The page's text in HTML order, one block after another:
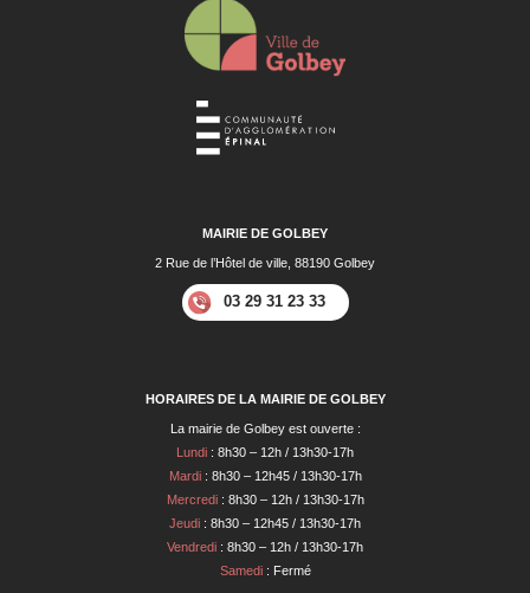
MAIRIE DE GOLBEY
2 Rue de l’Hôtel de ville, 88190 Golbey
03 29 31 23 33
HORAIRES DE LA MAIRIE DE GOLBEY
La mairie de Golbey est ouverte :
Lundi : 8h30 – 12h / 13h30-17h
Mardi: 8h30 – 12h45 / 13h30-17h
Mercredi: 8h30 – 12h / 13h30-17h
Jeudi : 8h30 – 12h45 / 13h30-17h
Vendredi : 8h30 – 12h / 13h30-17h
Samedi: Fermé